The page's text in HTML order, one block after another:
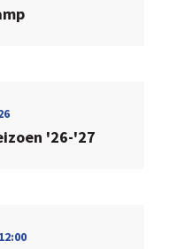
'26-'27
12:00